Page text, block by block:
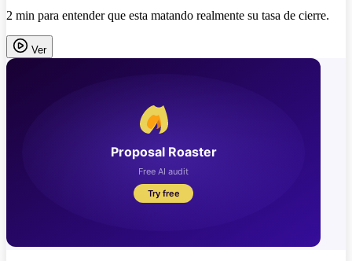
2 min para entender que esta matando realmente su tasa de cierre.
Ver